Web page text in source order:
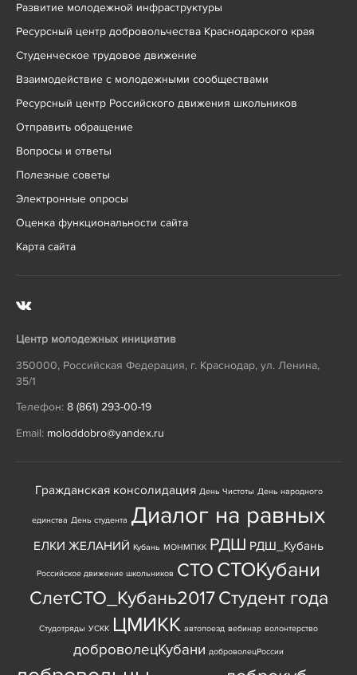
Развитие молодежной инфраструктуры
Ресурсный центр добровольчества Краснодарского края
Студенческое трудовое движение
Взаимодействие с молодежными сообществами
Ресурсный центр Российского движения школьников
Отправить обращение
Вопросы и ответы
Полезные советы
Электронные опросы
Оценка функциональности сайта
Карта сайта
Центр молодежных инициатив
350000, Российская Федерация, г. Краснодар, ул. Ленина,
35/1
Телефон: 8 (861) 293-00-19
Email: moloddobro@yandex.ru
Гражданская консолидация День Чистоты День народного
единства День студента Диалог на равных
ЕЛКИ ЖЕЛАНИЙ Кубань МОНМПКК РДШ РДШ_Кубань
Российское движение школьников СТО СТОКубани
СлетСТО_Кубань2017Студент года
Студотряды УСКК ЦМИКК автопоезд вебинар волонтерство
доброволецКубани доброволецРоссии